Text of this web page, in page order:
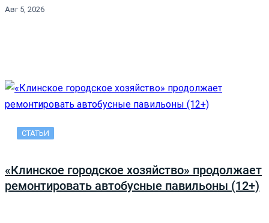
Авг 5, 2026
СТАТЬИ
«Клинское городское хозяйство» продолжает
ремонтировать автобусные павильоны (12+)